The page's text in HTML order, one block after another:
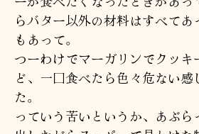
らバター以外の材料はすべてあ
もあって。
つーわけでマーガリンでクッキ
ど、一口食べたら色々危ない感
た。
っていう苦いというか、あぶら